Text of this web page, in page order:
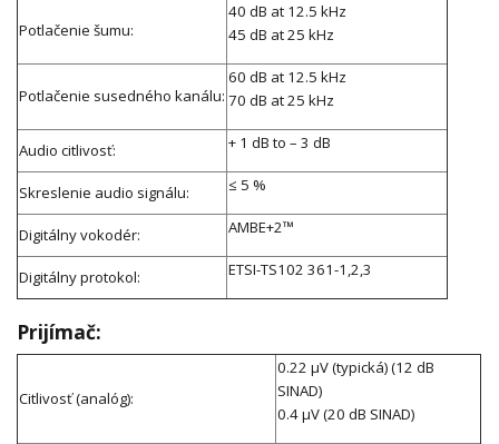
Potlačenie šumu:
40 dB at 12.5 kHz
45 dB at 25 kHz
Potlačenie susedného kanálu:
60 dB at 12.5 kHz
70 dB at 25 kHz
Audio citlivosť: + 1 dB to – 3 dB
Skreslenie audio signálu: ≤ 5 %
Digitálny vokodér: AMBE+2™
Digitálny protokol: ETSI-TS102 361-1,2,3
Prijímač:
Citlivosť (analóg):
0.22 μV (typická) (12 dB
SINAD)
0.4 μV (20 dB SINAD)